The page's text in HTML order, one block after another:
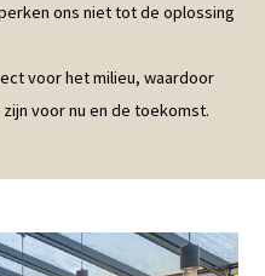
ons niet tot de oplossing
voor het milieu, waardoor
voor nu en de toekomst.